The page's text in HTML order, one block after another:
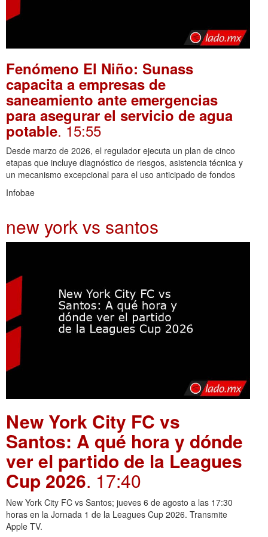
Fenómeno El Niño: Sunass
capacita a empresas de
saneamiento ante emergencias
para asegurar el servicio de agua
potable. 15:55
Desde marzo de 2026, el regulador ejecuta un plan de cinco
etapas que incluye diagnóstico de riesgos, asistencia técnica y
un mecanismo excepcional para el uso anticipado de fondos
Infobae
new york vs santos
New York City FC vs
Santos: A qué hora y dónde
ver el partido de la Leagues
Cup 2026. 17:40
New York City FC vs Santos; jueves 6 de agosto a las 17:30
horas en la Jornada 1 de la Leagues Cup 2026. Transmite
Apple TV.